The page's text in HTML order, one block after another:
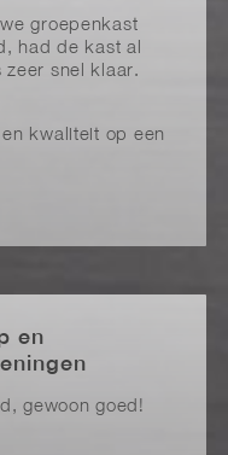
groepenkast
had de kast al
zeer snel klaar.
kwaliteit op een
en
gewoon goed!